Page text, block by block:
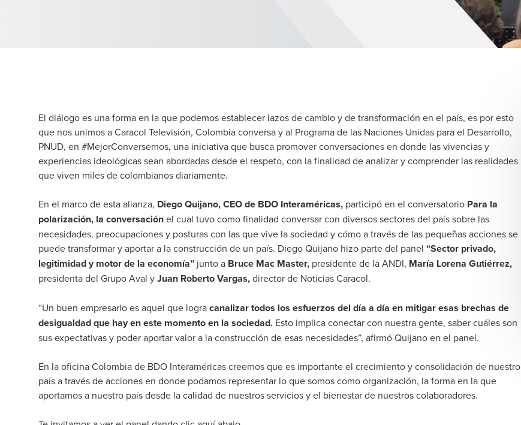
El diálogo es una forma en la que podemos establecer lazos de cambio y de transformación en el país, es por esto
que nos unimos a Caracol Televisión, Colombia conversa y al Programa de las Naciones Unidas para el Desarrollo,
PNUD, en #MejorConversemos, una iniciativa que busca promover conversaciones en donde las vivencias y
experiencias ideológicas sean abordadas desde el respeto, con la finalidad de analizar y comprender las realidades
que viven miles de colombianos diariamente.
En el marco de esta alianza, Diego Quijano, CEO de BDO Interaméricas, participó en el conversatorio Para la
polarización, la conversaciónel cual tuvo como finalidad conversar con diversos sectores del país sobre las
necesidades, preocupaciones y posturas con las que vive la sociedad y cómo a través de las pequeñas acciones se
puede transformar y aportar a la construcción de un país. Diego Quijano hizo parte del panel “Sector privado,
legitimidad y motor de la economía” junto a Bruce Mac Master, presidente de la ANDI, María Lorena Gutiérrez,
presidenta del Grupo Aval yJuan Roberto Vargas,director de Noticias Caracol.
“Un buen empresario es aquel que logracanalizar todos los esfuerzos del día a día en mitigar esas brechas de
desigualdad que hay en este momento en la sociedad. Esto implica conectar con nuestra gente, saber cuáles son
sus expectativas y poder aportar valor a la construcción de esas necesidades”, afirmó Quijano en el panel.
En la oficina Colombia de BDO Interaméricas creemos que es importante el crecimiento y consolidación de nuestro
país a través de acciones en donde podamos representar lo que somos como organización, la forma en la que
aportamos a nuestro país desde la calidad de nuestros servicios y el bienestar de nuestros colaboradores.